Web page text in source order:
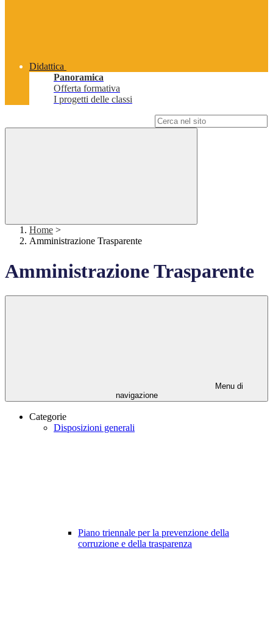
Didattica
Panoramica
Offerta formativa
I progetti delle classi
Home >
Amministrazione Trasparente
Amministrazione Trasparente
Menu di
navigazione
Categorie
Disposizioni generali
Piano triennale per la prevenzione della
corruzione e della trasparenza